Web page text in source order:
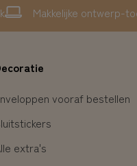
Makkelijke ontwerp-
vooraf bestellen
extra's